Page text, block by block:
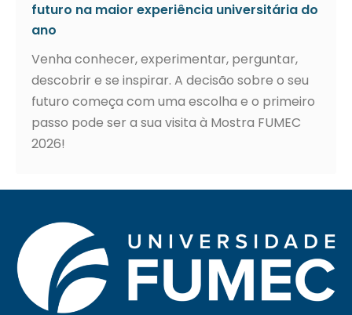
futuro na maior experiência universitária do
ano
Venha conhecer, experimentar, perguntar,
descobrir e se inspirar. A decisão sobre o seu
futuro começa com uma escolha e o primeiro
passo pode ser a sua visita à Mostra FUMEC
2026!